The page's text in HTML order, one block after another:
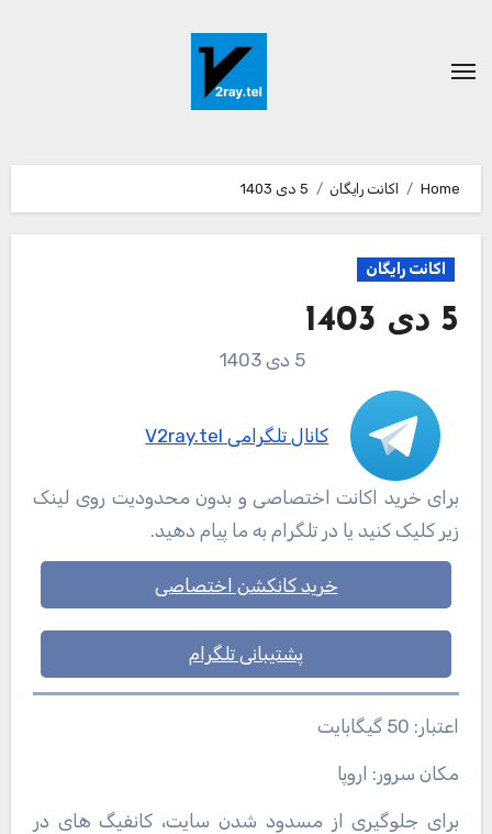
content
Home اکانت رایگان 5 دی 1403
اکانت رایگان
5 دی 1403
5 دی 1403
کانال تلگرامی V2ray.tel
برای خرید اکانت اختصاصی و بدون محدودیت روی لینک
زیر کلیک کنید یا در تلگرام به ما پیام دهید.
خرید کانکشن اختصاصی
پشتیبانی تلگرام
اعتبار: 50 گیگابایت
مکان سرور: اروپا
برای جلوگیری از مسدود شدن سایت، کانفیگ های در